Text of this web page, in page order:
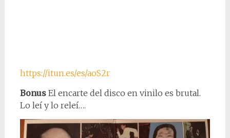
https://itun.es/es/aoS2r
Bonus El encarte del disco en vinilo es brutal.
Lo leí y lo releí….